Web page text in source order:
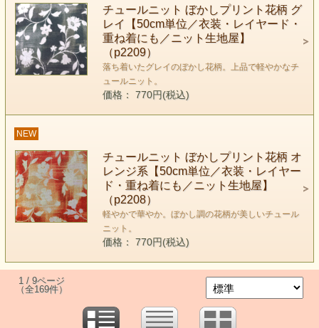
チュールニット ぼかしプリント花柄 グ
レイ【50cm単位／衣装・レイヤード・
重ね着にも／ニット生地屋】
（p2209）
落ち着いたグレイのぼかし花柄。上品で軽やかなチ
ュールニット。
価格： 770円(税込)
NEW
チュールニット ぼかしプリント花柄 オ
レンジ系【50cm単位／衣装・レイヤー
ド・重ね着にも／ニット生地屋】
（p2208）
軽やかで華やか。ぼかし調の花柄が美しいチュール
ニット。
価格： 770円(税込)
1 / 9ページ
（全169件）